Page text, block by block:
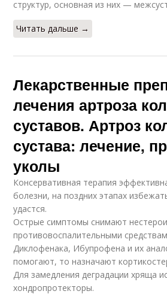
структур, основная из них —
Читать дальше →
Лекарственные
лечения артроза
суставов. Артроз
сустава: лечение,
уколы
Консервативная терапия
болезни, на поздних этапах
удастся.
Острые симптомы снимают
противовоспалительными
Диклофенака, Ибупрофена и их
помогают, то назначают
Для замедления деградации хряща
хондропротекторы.